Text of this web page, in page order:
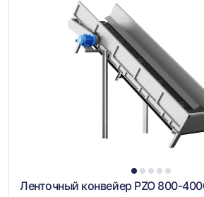
1 2 3 4 5
Ленточный конвейер PZO 800-